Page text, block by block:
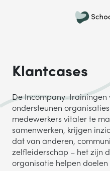
Klantcases
De Incompany-trainingen
ondersteunen
medewerkers vitaler te
samenwerken, krijgen
dat van anderen,
zelfleiderschap – het zijn
organisatie helpen
Plan een
en we bellen je!
MA DI
ONDERWERP
Waar gaat je vraag over?